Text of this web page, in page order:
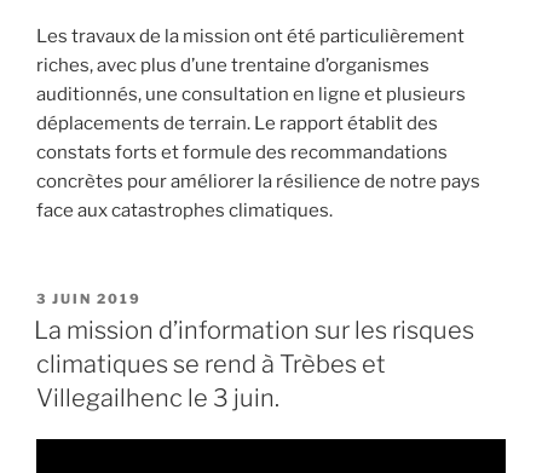
Les travaux de la mission ont été particulièrement
riches, avec plus d’une trentaine d’organismes
auditionnés, une consultation en ligne et plusieurs
déplacements de terrain. Le rapport établit des
constats forts et formule des recommandations
concrètes pour améliorer la résilience de notre pays
face aux catastrophes climatiques.
PUBLIÉ
LE
3 JUIN 2019
La mission d’information sur les risques
climatiques se rend à Trèbes et
Villegailhenc le 3 juin.